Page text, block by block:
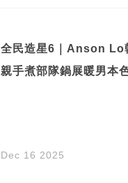
全民造星6｜Anson Lo
親手煮部隊鍋展暖男本
Dec 16 2025